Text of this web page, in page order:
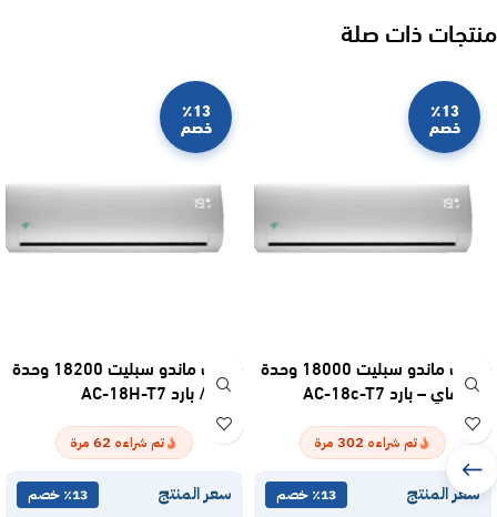
منتجات ذات صلة
٪13
خصم
مكيف ماندو سبليت 18000 وحدة
واي فاي – بارد AC-18c-T7
تم شراءه 302 مرة
سعر المنتج ٪13 خصم
٪13
خصم
مكيف ماندو سبليت 18200 وحدة
– حار / بارد AC-18H-T7
تم شراءه 62 مرة
سعر المنتج ٪13 خصم